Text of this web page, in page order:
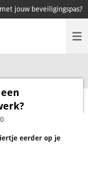
jouw beveiligingspas?
eerder op je